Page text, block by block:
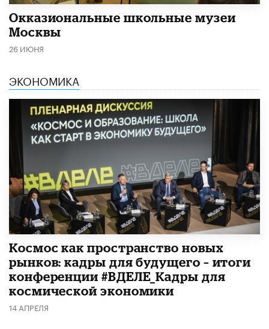
​Окказиональные школьные музеи
Москвы
26 ИЮНЯ
ЭКОНОМИКА
Космос как пространство новых
рынков: кадры для будущего – итоги
конференции #ВДЕЛЕ_Кадры для
космической экономики
14 АПРЕЛЯ